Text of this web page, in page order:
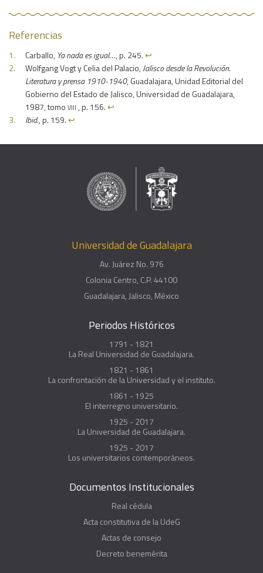
Referencias
Carballo, Ya nada es igual…, p. 245.↩︎
Wolfgang Vogt y Celia del Palacio,Jalisco desde la Revolución.
Literatura y prensa 1910-1940, Guadalajara, Unidad Editorial del
Gobierno del Estado de Jalisco, Universidad de Guadalajara,
1987, tomoviii , p. 156.↩︎
Ibid., p. 159.↩︎
Universidad de Guadalajara
Av. Juárez No. 976
Colonia Centro, C.P. 44100
Guadalajara, Jalisco, México
Periodos Históricos
1791 - 1821
La Real Universidad de Guadalajara.
1821 - 1861
La confrontación de la Universidad y el instituto.
1861 - 1925
El interregno universitario.
1925 - 2017
La Universidad de Guadalajara.
1925 - 2017
Los universitarios contemporáneos.
Documentos Institucionales
Real cédula
Acta constitutiva de la UdeG
Actas de consejo
Decreto benemérita